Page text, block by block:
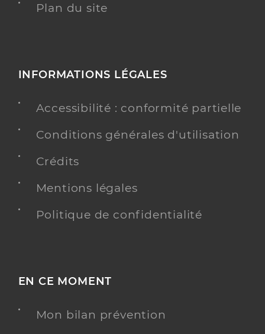
Plan du site
INFORMATIONS LÉGALES
Accessibilité : conformité partielle
Conditions générales d'utilisation
Crédits
Mentions légales
Politique de confidentialité
EN CE MOMENT
Mon bilan prévention